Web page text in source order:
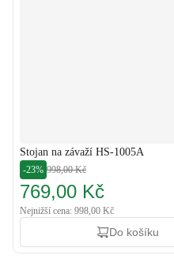
Stojan na závaží HS-1005A
-23% 998,00 Kč
769,00 Kč
Nejnižší cena: 998,00 Kč
Do košíku